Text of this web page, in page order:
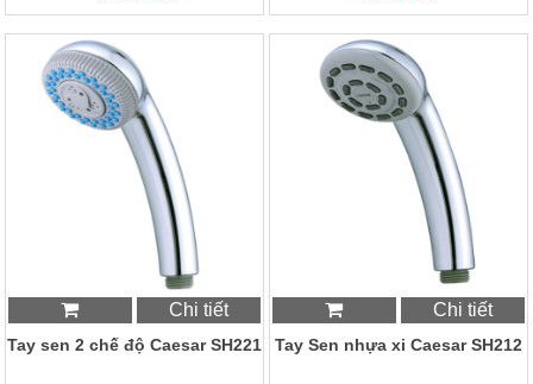
Chi tiết
Tay sen 2 chế độ Caesar SH221
Chi tiết
Tay Sen nhựa xi Caesar SH212